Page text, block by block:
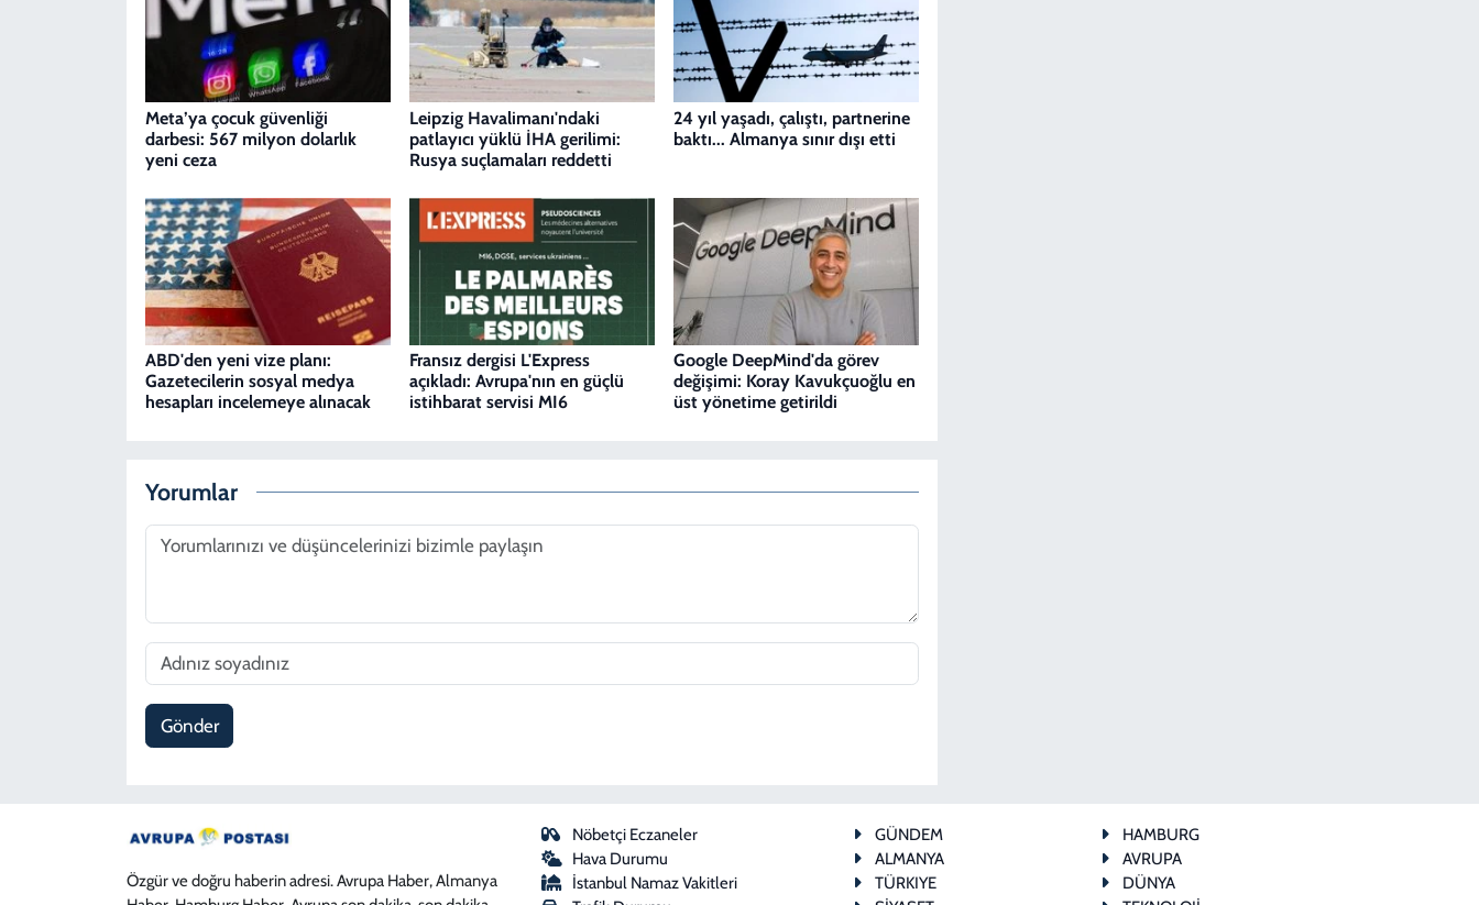
Meta’ya çocuk güvenliği
darbesi: 567 milyon dolarlık
yeni ceza
Leipzig Havalimanı'ndaki
patlayıcı yüklü İHA gerilimi:
Rusya suçlamaları reddetti
24 yıl yaşadı, çalıştı, partnerine
baktı... Almanya sınır dışı etti
ABD'den yeni vize planı:
Gazetecilerin sosyal medya
hesapları incelemeye alınacak
Fransız dergisi L'Express
açıkladı: Avrupa'nın en güçlü
istihbarat servisi MI6
Google DeepMind'da görev
değişimi: Koray Kavukçuoğlu en
üst yönetime getirildi
Yorumlar
Gönder
Özgür ve doğru haberin adresi. Avrupa Haber, Almanya
Nöbetçi Eczaneler
Hava Durumu
İstanbul Namaz Vakitleri
GÜNDEM
HAMBURG
ALMANYA
AVRUPA
TÜRKIYE
DÜNYA